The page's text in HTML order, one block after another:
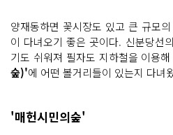
양재동하면 꽃시장도 있고 큰 규모
이 다녀오기 좋은 곳이다. 신분당선
기도 쉬워져 필자도 지하철을 이용해
숲)'에 어떤 볼거리들이 있는지 다녀
'매헌시민의숲'